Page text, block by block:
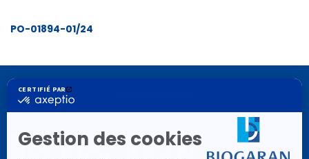
PO-01894-01/24
BIOGARAN